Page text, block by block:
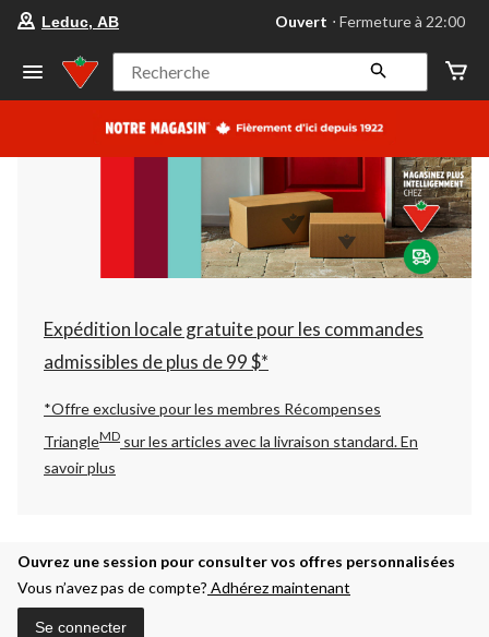
votre
préféré
Leduc,
AB,
courament
Fermeture
à
22:00
cliquer
pour
changer
Leduc, AB Ouvert ⋅ Fermeture à 22:00
Recherche
Expédition locale gratuite pour les commandes
admissibles de plus de 99 $*
*Offre exclusive pour les membres Récompenses
TriangleMD sur les articles avec la livraison standard.En
savoir plus
Ouvrez une session pour consulter vos offres personnalisées
Vous n’avez pas de compte? Adhérez maintenant
Se connecter